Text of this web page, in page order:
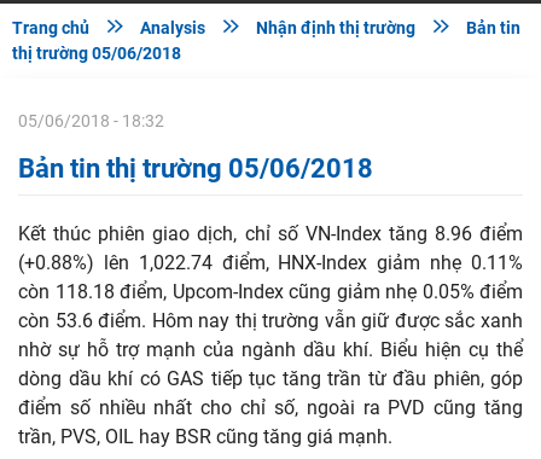
Trang chủ  Analysis  Nhận định thị trường 
Bản tin
thị trường 05/06/2018
05/06/2018 - 18:32
Bản tin thị trường 05/06/2018
Kết thúc phiên giao dịch, chỉ số VN-Index tăng 8.96 điểm
(+0.88%) lên 1,022.74 điểm, HNX-Index giảm nhẹ 0.11%
còn 118.18 điểm, Upcom-Index cũng giảm nhẹ 0.05% điểm
còn 53.6 điểm. Hôm nay thị trường vẫn giữ được sắc xanh
nhờ sự hỗ trợ mạnh của ngành dầu khí. Biểu hiện cụ thể
dòng dầu khí có GAS tiếp tục tăng trần từ đầu phiên, góp
điểm số nhiều nhất cho chỉ số, ngoài ra PVD cũng tăng
trần, PVS, OIL hay BSR cũng tăng giá mạnh.